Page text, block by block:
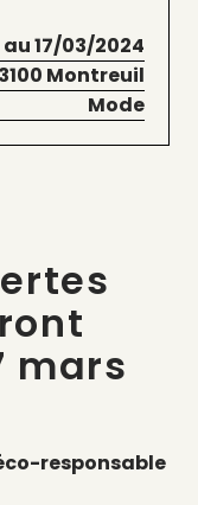
17/03/2024
Montreuil
Mode
mars
responsable